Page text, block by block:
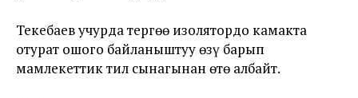
Текебаев учурда тергөө изолятордо камакта
отурат ошого байланыштуу өзү барып
мамлекеттик тил сынагынан өтө албайт.